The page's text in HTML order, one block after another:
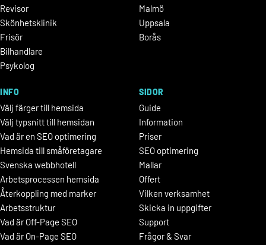
Revisor
Skönhetsklinik
Frisör
Bilhandlare
Psykolog
Malmö
Uppsala
Borås
INFO
Välj färger till hemsida
Välj typsnitt till hemsidan
Vad är en SEO optimering
Hemsida till småföretagare
Svenska webbhotell
Arbetsprocessen hemsida
Återkoppling med marker
Arbetsstruktur
Vad är Off-Page SEO
Vad är On-Page SEO
SIDOR
Guide
Information
Priser
SEO optimering
Mallar
Offert
Vilken verksamhet
Skicka in uppgifter
Support
Frågor & Svar